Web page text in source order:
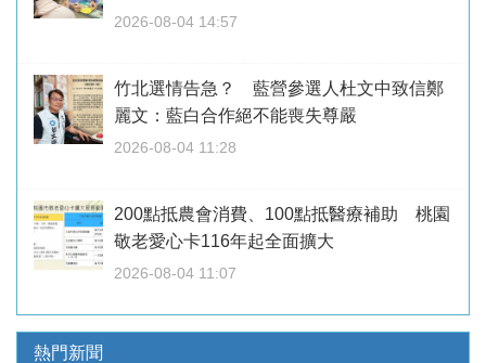
2026-08-04 14:57
竹北選情告急？ 藍營參選人杜文中致信鄭
麗文：藍白合作絕不能喪失尊嚴
2026-08-04 11:28
200點抵農會消費、100點抵醫療補助 桃園
敬老愛心卡116年起全面擴大
2026-08-04 11:07
熱門新聞